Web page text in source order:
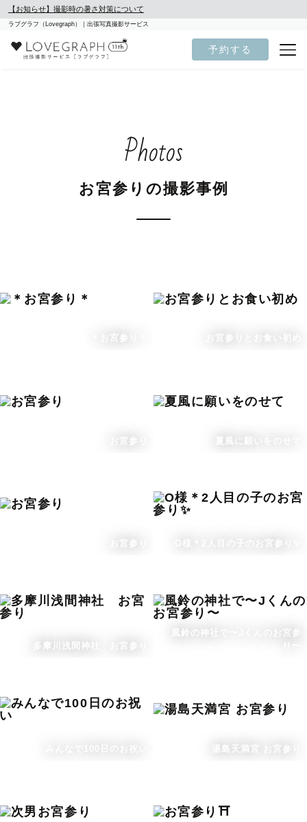
【お知らせ】撮影時の暑さ対策について
ラブグラフ（Lovegraph）｜出張写真撮影サービス
予約する
Photos
お宮参りの撮影事例
＊お宮参り＊ お宮参りとお食い初め
お宮参り 夏風に願いをのせて
お宮参り O様＊2人目の子のお宮参り✨
多摩川浅間神社 お宮参り
風鈴の神社で〜Jくんのお宮参
湯島天満宮 お宮参り